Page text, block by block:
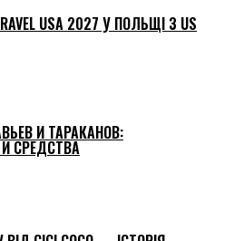
USA 2027 У ПОЛЬЩІ З US
И ТАРАКАНОВ:
СРЕДСТВА